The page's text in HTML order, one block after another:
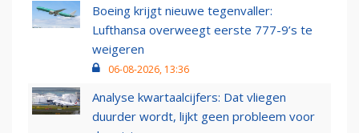
Boeing krijgt nieuwe tegenvaller:
Lufthansa overweegt eerste 777-9’s te
weigeren
06-08-2026, 13:36
Analyse kwartaalcijfers: Dat vliegen
duurder wordt, lijkt geen probleem voor